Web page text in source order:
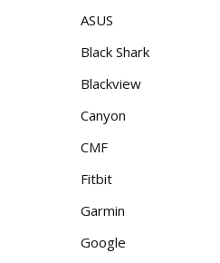
ASUS
Black Shark
Blackview
Canyon
CMF
Fitbit
Garmin
Google